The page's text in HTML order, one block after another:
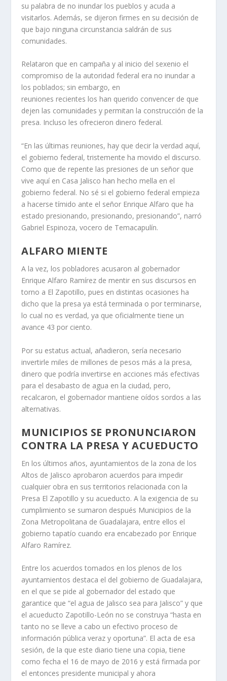
su palabra de no inundar los pueblos y acuda a
visitarlos. Además, se dijeron firmes en su decisión de
que bajo ninguna circunstancia saldrán de sus
comunidades.
Relataron que en campaña y al inicio del sexenio el
compromiso de la autoridad federal era no inundar a
los poblados; sin embargo, en
reuniones recientes los han querido convencer de que
dejen las comunidades y permitan la construcción de la
presa. Incluso les ofrecieron dinero federal.
“En las últimas reuniones, hay que decir la verdad aquí,
el gobierno federal, tristemente ha movido el discurso.
Como que de repente las presiones de un señor que
vive aquí en Casa Jalisco han hecho mella en el
gobierno federal. No sé si el gobierno federal empieza
a hacerse tímido ante el señor Enrique Alfaro que ha
estado presionando, presionando, presionando”, narró
Gabriel Espinoza, vocero de Temacapulín.
ALFARO MIENTE
A la vez, los pobladores acusaron al gobernador
Enrique Alfaro Ramírez de mentir en sus discursos en
torno a El Zapotillo, pues en distintas ocasiones ha
dicho que la presa ya está terminada o por terminarse,
lo cual no es verdad, ya que oficialmente tiene un
avance 43 por ciento.
Por su estatus actual, añadieron, sería necesario
invertirle miles de millones de pesos más a la presa,
dinero que podría invertirse en acciones más efectivas
para el desabasto de agua en la ciudad, pero,
recalcaron, el gobernador mantiene oídos sordos a las
alternativas.
MUNICIPIOS SE PRONUNCIARON
CONTRA LA PRESA Y ACUEDUCTO
En los últimos años, ayuntamientos de la zona de los
Altos de Jalisco aprobaron acuerdos para impedir
cualquier obra en sus territorios relacionada con la
Presa El Zapotillo y su acueducto. A la exigencia de su
cumplimiento se sumaron después Municipios de la
Zona Metropolitana de Guadalajara, entre ellos el
gobierno tapatío cuando era encabezado por Enrique
Alfaro Ramírez.
Entre los acuerdos tomados en los plenos de los
ayuntamientos destaca el del gobierno de Guadalajara,
en el que se pide al gobernador del estado que
garantice que “el agua de Jalisco sea para Jalisco” y que
el acueducto Zapotillo-León no se construya “hasta en
tanto no se lleve a cabo un efectivo proceso de
información pública veraz y oportuna”. El acta de esa
sesión, de la que este diario tiene una copia, tiene
como fecha el 16 de mayo de 2016 y está firmada por
el entonces presidente municipal y ahora